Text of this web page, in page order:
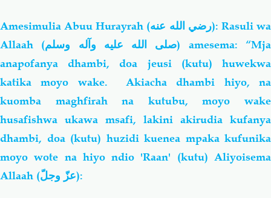
Amesimulia Abuu Hurayrah (رضي الله عنه): Rasuli wa
Allaah (صلى الله عليه وآله وسلم) amesema: “Mja
anapofanya dhambi, doa jeusi (kutu) huwekwa
katika moyo wake. Akiacha dhambi hiyo, na
kuomba maghfirah na kutubu, moyo wake
husafishwa ukawa msafi, lakini akirudia kufanya
dhambi, doa (kutu) huzidi kuenea mpaka kufunika
moyo wote na hiyo ndio 'Raan' (kutu) Aliyoisema
Allaah (عزّ وجلّ):